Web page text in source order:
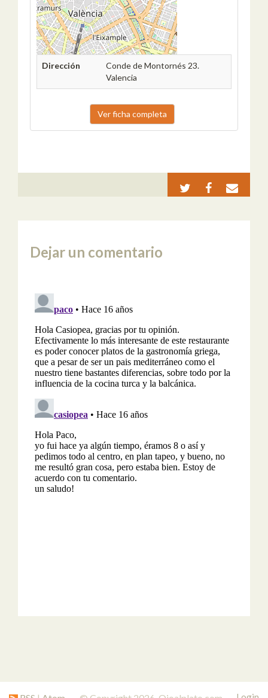
Dirección
Conde de Montornés 23.
Valencia
Ver ficha completa
Dejar un comentario